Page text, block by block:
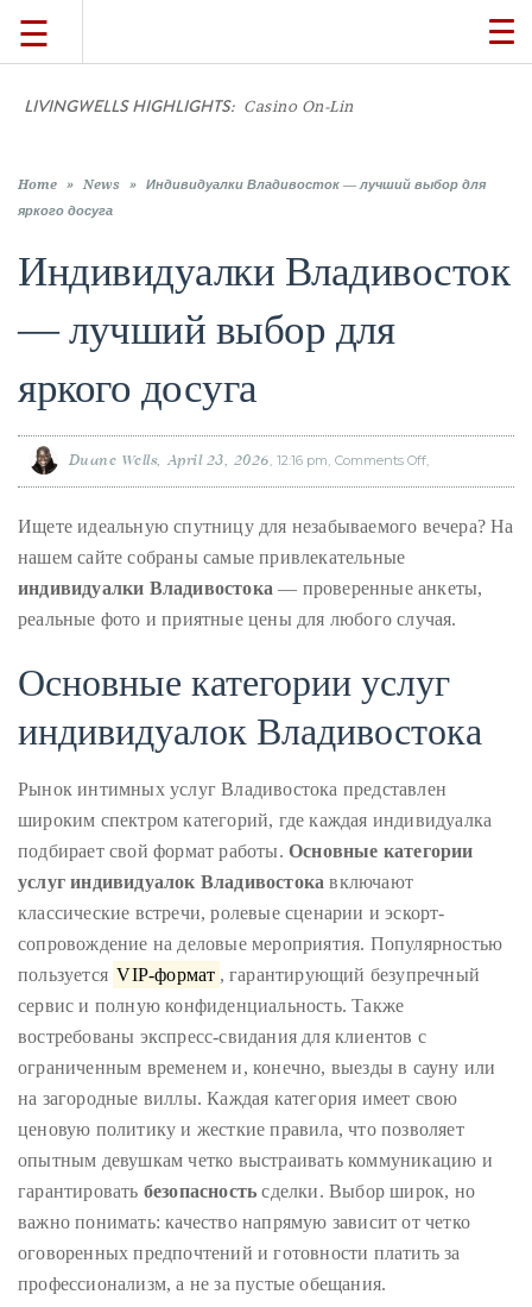
TRAVEL
LIFESTYLE
FOOD
CULTURE
SHOP
VIDEOS
About
Duane
Influencer,
Luxury
Lifestyle
Curator
and
Travel
Expert,
Duane
Wells,
has
circumnavigated
the
globe
seeking
out
the
best
destinations
☰
LIVINGWELLS HIGHLIGHTS: Casino On-Line Movements: Wha
Home » News »
Индивидуалки Владивосток — лучший выбор для
яркого досуга
Индивидуалки Владивосток
— лучший выбор для
яркого досуга
Duane Wells April 23, 2026 12:16 pm Comments Offon
Владивосток
выбор
Ищете идеальную спутницу для незабываемого вечера? На
нашем сайте собраны самые привлекательные
индивидуалки Владивостока — проверенные анкеты,
реальные фото и приятные цены для любого случая.
Основные категории услуг
индивидуалок Владивостока
Рынок интимных услуг Владивостока представлен
широким спектром категорий, где каждая индивидуалка
подбирает свой формат работы. Основные категории
услуг индивидуалок Владивостока включают
классические встречи, ролевые сценарии и эскорт-
сопровождение на деловые мероприятия. Популярностью
пользуется VIP-формат , гарантирующий безупречный
сервис и полную конфиденциальность. Также
востребованы экспресс-свидания для клиентов с
ограниченным временем и, конечно, выезды в сауну или
на загородные виллы. Каждая категория имеет свою
ценовую политику и жесткие правила, что позволяет
опытным девушкам четко выстраивать коммуникацию и
гарантировать безопасность сделки. Выбор широк, но
важно понимать: качество напрямую зависит от четко
оговоренных предпочтений и готовности платить за
профессионализм, а не за пустые обещания.